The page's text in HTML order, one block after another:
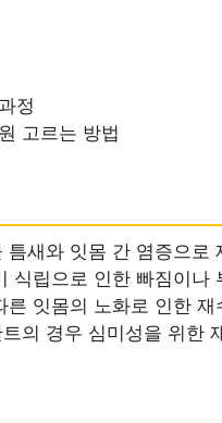
정
고르는 방법
새와 잇몸 간 염증으로
식립으로 인한 빠짐이나
잇몸의 노화로 인한 재
의 경우 심미성을 위한